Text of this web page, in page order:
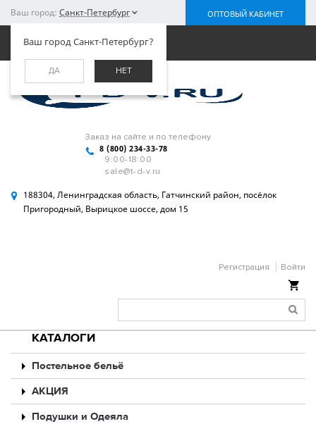
Ваш город: Санкт-Петербург
Ваш город Санкт-Петербург?
ДА НЕТ
ОПТОВЫЙ КАБИНЕТ
Заказ на сайте и по телефону
8 (800) 234-33-78
9:00-18:00
sale@t-d-v.ru
188304, Ленинградская область, Гатчинский район, посёлок
Пригородный, Вырицкое шоссе, дом 15
Регистрация Войти
Меню
КАТАЛОГИ
Постельное бельё
АКЦИЯ
Подушки и Одеяла